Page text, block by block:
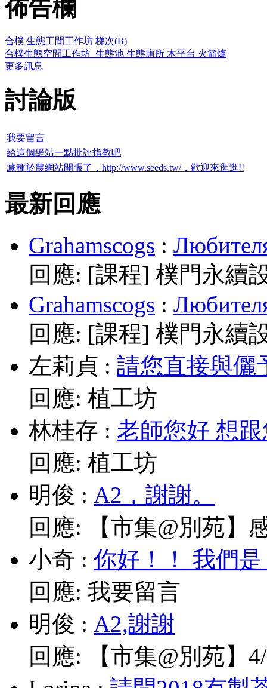
佈告欄
合樸 生態工間工作坊 梯次(B)
合樸生態空間工作坊_生態池 生態廁所 木平台 火箭爐
更多訊息
討論版
我要留言
給這個網站一點批評指教吧
藏種於農網站開張了，http://www.seeds.tw/，歡迎來逛逛!!
最新回應
Grahamscogs :
回應: [課程] 樸門永續
Grahamscogs :
回應: [課程] 樸門永續
左莉貞 : 請您直接與儷
回應: 植工坊
林桂存 : 老師您好 想
回應: 植工坊
明俊 : A2，謝謝。
回應:
【市集@別苑】
小奇 : 你好！！ 我們
回應: 我要留言
明俊 : A2,謝謝
回應:
【市集@別苑】